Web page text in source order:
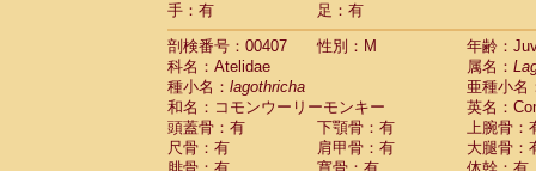
手：有
足：有
剖検番号：00407
性別：M
年齢：
科名：Atelidae
属名：
種小名： lagothricha
亜種小名
和名：コモンウーリーモンキー
英名：
頭蓋骨：有
下顎骨：有
上腕骨：
尺骨：有
肩甲骨：有
大腿骨：